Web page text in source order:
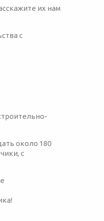
их нам
с
около 180
с